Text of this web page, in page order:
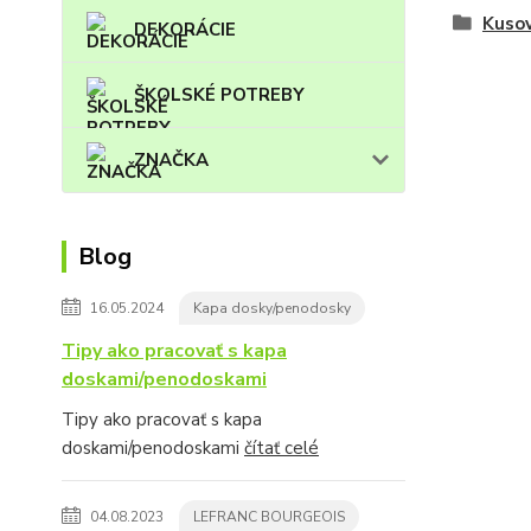
DEKORÁCIE
ŠKOLSKÉ POTREBY
ZNAČKA
Blog
16.05.2024 Kapa dosky/penodosky
Tipy ako pracovať s kapa
doskami/penodoskami
Tipy ako pracovať s kapa
doskami/penodoskami čítať celé
04.08.2023 LEFRANC BOURGEOIS